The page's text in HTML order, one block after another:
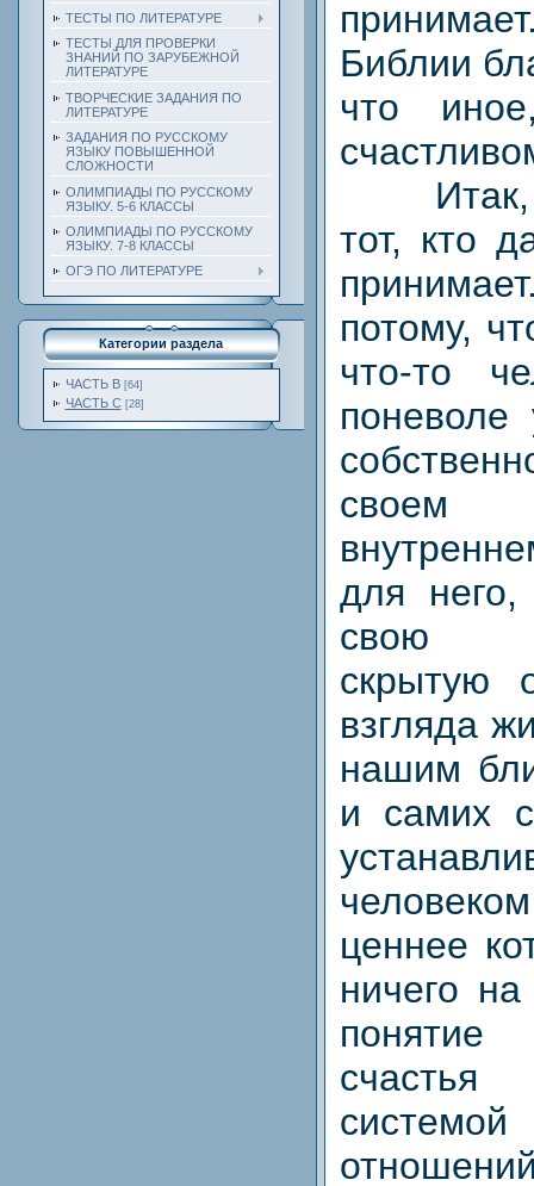
ТЕСТЫ ПО ЛИТЕРАТУРЕ
ТЕСТЫ ДЛЯ ПРОВЕРКИ
ЗНАНИЙ ПО ЗАРУБЕЖНОЙ
ЛИТЕРАТУРЕ
ТВОРЧЕСКИЕ ЗАДАНИЯ ПО
ЛИТЕРАТУРЕ
ЗАДАНИЯ ПО РУССКОМУ
ЯЗЫКУ ПОВЫШЕННОЙ
СЛОЖНОСТИ
ОЛИМПИАДЫ ПО РУССКОМУ
ЯЗЫКУ. 5-6 КЛАССЫ
ОЛИМПИАДЫ ПО РУССКОМУ
ЯЗЫКУ. 7-8 КЛАССЫ
ОГЭ ПО ЛИТЕРАТУРЕ
Категории раздела
ЧАСТЬ В [64]
ЧАСТЬ С [28]
Библии
что
Итак,
тот, кто
потому,
что-то
своем
для него,
свою
скрытую
взгляда
нашим
и самих
ценнее
ничего
понятие